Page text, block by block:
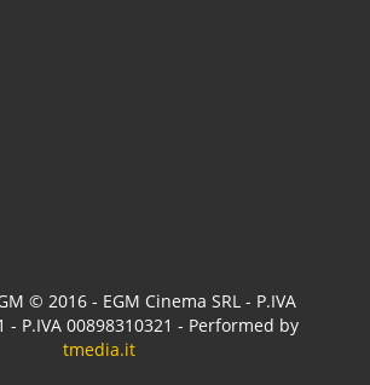
© 2016 - EGM Cinema SRL - P.IVA
- P.IVA 00898310321 - Performed by
tmedia.it